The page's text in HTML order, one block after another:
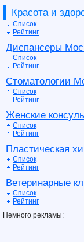
Красота и
Список
Рейтинг
Диспансеры
Список
Рейтинг
Стоматологии
Список
Рейтинг
Женские
Список
Рейтинг
Пластическая
Список
Рейтинг
Ветеринарные
Список
Рейтинг
Немного рекламы: